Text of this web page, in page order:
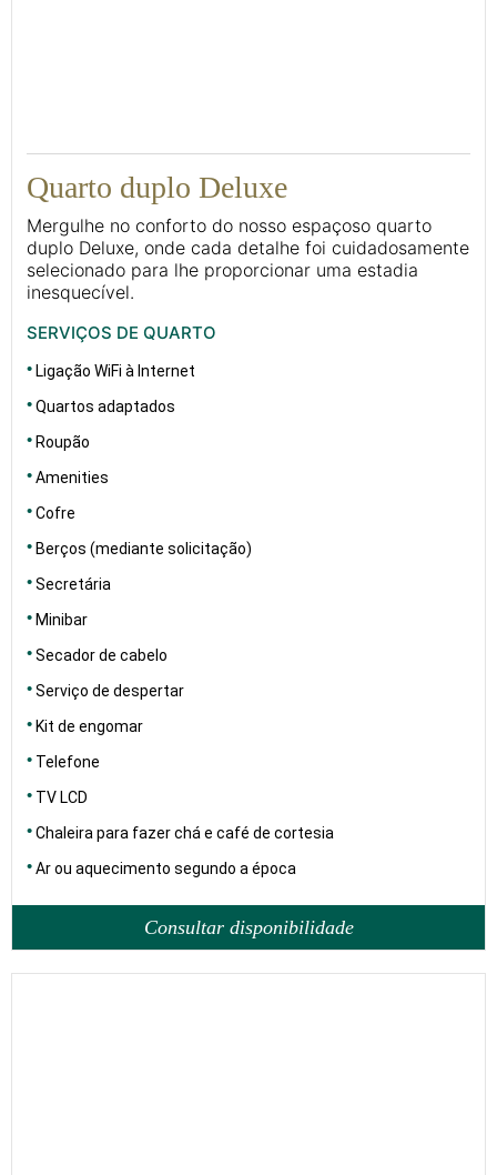
Quarto duplo Deluxe
Mergulhe no conforto do nosso espaçoso quarto
duplo Deluxe, onde cada detalhe foi cuidadosamente
selecionado para lhe proporcionar uma estadia
inesquecível.
SERVIÇOS DE QUARTO
Ligação WiFi à Internet
Quartos adaptados
Roupão
Amenities
Cofre
Berços (mediante solicitação)
Secretária
Minibar
Secador de cabelo
Serviço de despertar
Kit de engomar
Telefone
TV LCD
Chaleira para fazer chá e café de cortesia
Ar ou aquecimento segundo a época
Consultar disponibilidade